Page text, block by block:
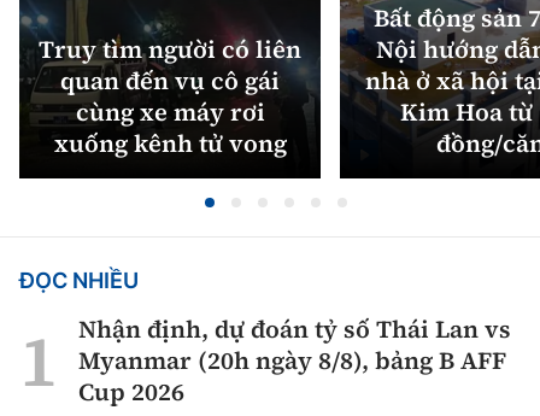
Truy tìm người có liên
quan đến vụ cô gái
cùng xe máy rơi
xuống kênh tử vong
Bất động sản
Nội hướng
nhà ở xã hội
Kim Hoa từ
đồng/
ĐỌC NHIỀU
Nhận định, dự đoán tỷ số Thái Lan vs
Myanmar (20h ngày 8/8), bảng B AFF
Cup 2026